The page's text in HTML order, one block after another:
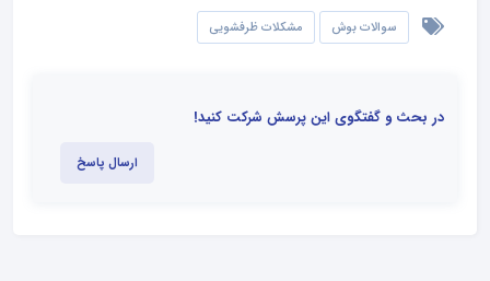
سوالات بوش مشکلات ظرفشویی
در بحث و گفتگوی این پرسش شرکت کنید!
ارسال پاسخ